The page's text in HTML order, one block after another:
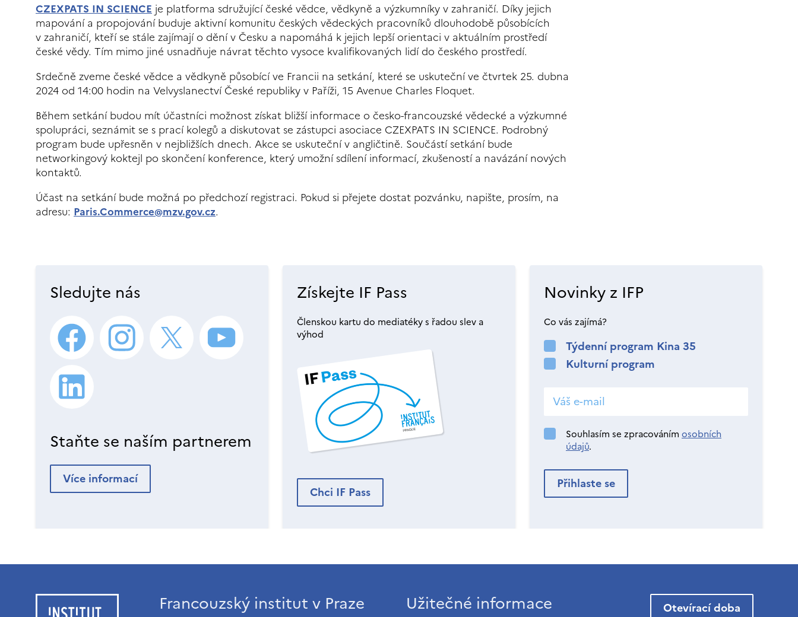
CZEXPATS IN SCIENCE je platforma sdružující české vědce, vědkyně a výzkumníky v zahraničí. Díky jejich
mapování a propojování buduje aktivní komunitu českých vědeckých pracovníků dlouhodobě působících
v zahraničí, kteří se stále zajímají o dění v Česku a napomáhá k jejich lepší orientaci v aktuálním prostředí
české vědy. Tím mimo jiné usnadňuje návrat těchto vysoce kvalifikovaných lidí do českého prostředí.
Srdečně zveme české vědce a vědkyně působící ve Francii na setkání, které se uskuteční ve čtvrtek 25. dubna
2024 od 14:00 hodin na Velvyslanectví České republiky v Paříži, 15 Avenue Charles Floquet.
Během setkání budou mít účastníci možnost získat bližší informace o česko-francouzské vědecké a výzkumné
spolupráci, seznámit se s prací kolegů a diskutovat se zástupci asociace CZEXPATS IN SCIENCE. Podrobný
program bude upřesněn v nejbližších dnech. Akce se uskuteční v angličtině. Součástí setkání bude
networkingový koktejl po skončení konference, který umožní sdílení informací, zkušeností a navázání nových
kontaktů.
Účast na setkání bude možná po předchozí registraci. Pokud si přejete dostat pozvánku, napište, prosím, na
adresu: Paris.Commerce@mzv.gov.cz.
Sledujte nás
Staňte se naším partnerem
Více informací
Získejte IF Pass
Členskou kartu do mediatéky s řadou slev a
výhod
Chci IF Pass
Novinky z IFP
Co vás zajímá?
Týdenní program Kina 35
Kulturní program
Souhlasím se zpracováním osobních
údajů.
Francouzský institut v Praze Užitečné informace Otevírací doba